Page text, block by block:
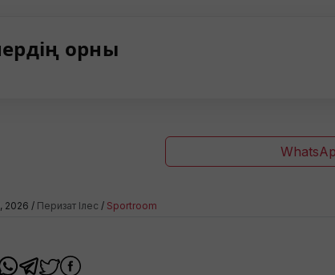
орны
2026 / Перизат Ілес / Sportroom